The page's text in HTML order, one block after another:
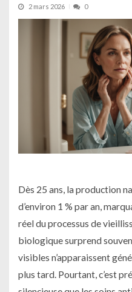
2 mars 2026 0
Dès 25 ans, la production
d’environ 1 % par an,
réel du processus de
biologique surprend
visibles n’apparaissent
plus tard. Pourtant, c’est